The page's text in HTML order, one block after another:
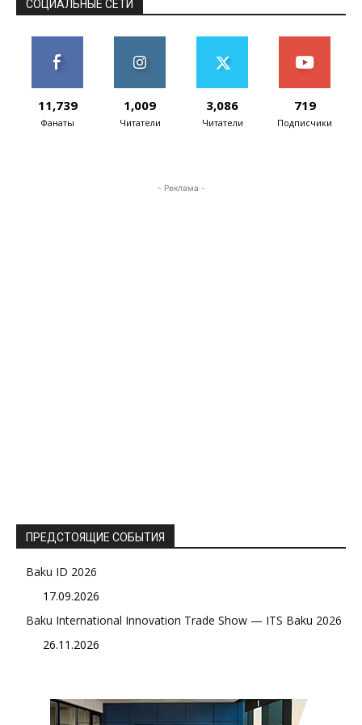
СОЦИАЛЬНЫЕ СЕТИ
11,739
Фанаты
1,009
Читатели
3,086
Читатели
719
Подписчики
- Реклама -
ПРЕДСТОЯЩИЕ СОБЫТИЯ
Baku ID 2026
17.09.2026
Baku International Innovation Trade Show — ITS Baku 2026
26.11.2026